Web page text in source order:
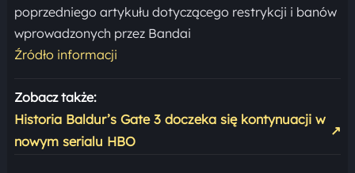
poprzedniego artykułu dotyczącego restrykcji i banów
wprowadzonych przez Bandai
Źródło informacji
Zobacz także:
Historia Baldur’s Gate 3 doczeka się kontynuacji w
nowym serialu HBO
↗